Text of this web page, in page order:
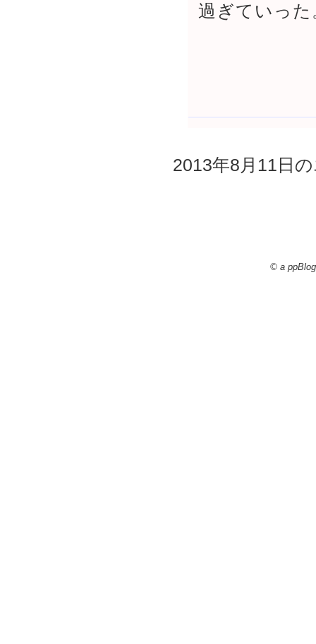
過ぎていった
2013年8月11日
© a